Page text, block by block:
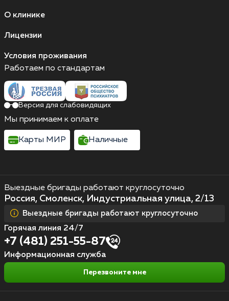
О клинике
Лицензии
Условия проживания
Выездные бригады работают круглосуточно
Россия, Смоленск, Индустриальная улица, 2/13
Выездные бригады работают круглосуточно
Горячая линия 24/7
+7 (481) 251-55-87
Информационная служба
Перезвоните мне
Работаем по стандартам
Версия для слабовидящих
Мы принимаем к оплате
Карты МИР Наличные